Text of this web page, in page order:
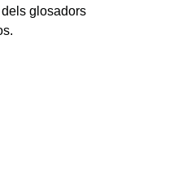
glosadors